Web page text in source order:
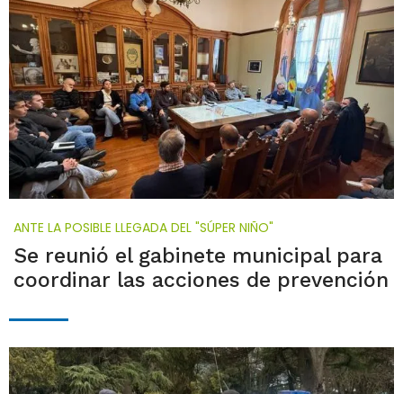
ANTE LA POSIBLE LLEGADA DEL "SÚPER NIÑO"
Se reunió el gabinete municipal para
coordinar las acciones de prevención